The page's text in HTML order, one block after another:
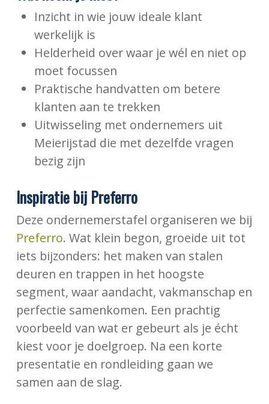
Inzicht in wie jouw ideale klant
werkelijk is
Helderheid over waar je wél en niet op
moet focussen
Praktische handvatten om betere
klanten aan te trekken
Uitwisseling met ondernemers uit
Meierijstad die met dezelfde vragen
bezig zijn
Inspiratie bij Preferro
Deze ondernemerstafel organiseren we bij
Preferro. Wat klein begon, groeide uit tot
iets bijzonders: het maken van stalen
deuren en trappen in het hoogste
segment, waar aandacht, vakmanschap en
perfectie samenkomen. Een prachtig
voorbeeld van wat er gebeurt als je écht
kiest voor je doelgroep. Na een korte
presentatie en rondleiding gaan we
samen aan de slag.